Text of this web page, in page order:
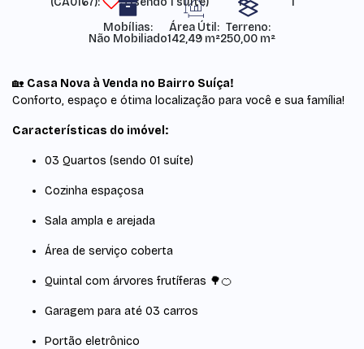
Mobílias:
Não Mobiliado
Área Útil:
142,49 m²
Terreno:
250,00 m²
🏡 Casa Nova à Venda no Bairro Suíça!
Conforto, espaço e ótima localização para você e sua família!
Características do imóvel:
03 Quartos (sendo 01 suíte)
Cozinha espaçosa
Sala ampla e arejada
Área de serviço coberta
Quintal com árvores frutíferas 🌳🍊
Garagem para até 03 carros
Portão eletrônico